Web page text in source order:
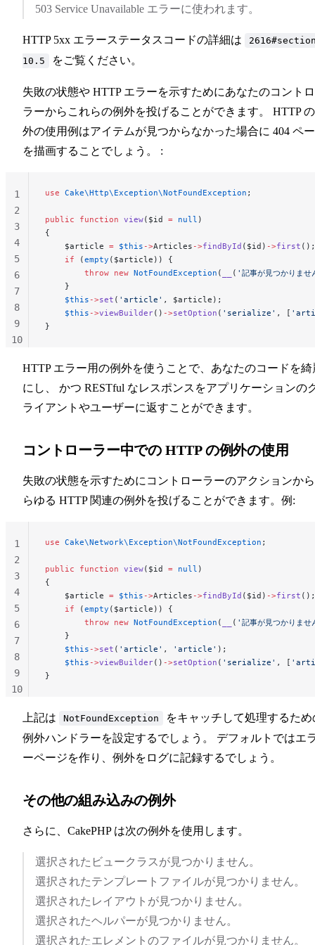
503 Service Unavailable エラーに使われます。
HTTP 5xx エラーステータスコードの詳細は
10.5
をご覧ください。
失敗の状態や HTTP エラーを示すためにあなたのコント
ラーからこれらの例外を投げることができます。 HTTP
外の使用例はアイテムが見つからなかった場合に 404 ペ
を描画することでしょう。 :
use Cake\Http\Exception\NotFoundException ;
public function view($id = null )
{
    $article
= $this ->Articles ->findById ($id) ->first ();
    if
(empty ($article)) {
        throw
new NotFoundException ( ( '記事が見つかりま
    }
    $this
->set ( 'article' , $article);
    $this
->viewBuilder() ->setOption ( 'serialize' , [
}
1
2
3
4
5
6
7
8
9
10
HTTP エラー用の例外を使うことで、あなたのコードを綺
にし、 かつ RESTful なレスポンスをアプリケーションの
ライアントやユーザーに返すことができます。
コントローラー中での HTTP の例外の使用
失敗の状態を示すためにコントローラーのアクションか
らゆる HTTP 関連の例外を投げることができます。例:
use Cake\Network\Exception\NotFoundException ;
public function view($id = null )
{
    $article
= $this ->Articles ->findById ($id) ->first ();
    if
(empty ($article)) {
        throw
new NotFoundException ( ( '記事が見つかりま
    }
    $this
->set ( 'article' , 'article' );
    $this
->viewBuilder() ->setOption ( 'serialize' , [
}
1
2
3
4
5
6
7
8
9
10
上記は NotFoundException
をキャッチして処理するため
例外ハンドラーを設定するでしょう。 デフォルトではエ
ーページを作り、例外をログに記録するでしょう。
その他の組み込みの例外
さらに、CakePHP は次の例外を使用します。
選択されたビュークラスが見つかりません。
選択されたテンプレートファイルが見つかりません。
選択されたレイアウトが見つかりません。
選択されたヘルパーが見つかりません。
選択されたエレメントのファイルが見つかりません。